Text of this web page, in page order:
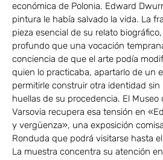
económica de Polonia. Edward
pintura le había salvado la vida. La
pieza esencial de su relato
profundo que una vocación
conciencia de que el arte podía
quien lo practicaba, apartarlo de un
permitirle construir otra identidad
huellas de su procedencia. El
Varsovia recupera esa tensión en
y vergüenza», una exposición
Ronduda que podrá visitarse hasta
La muestra concentra su atención